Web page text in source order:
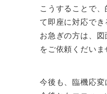
こうすることで
て即座に対応でき
お急ぎの方は、
をご依頼くだいま
今後も、臨機応変